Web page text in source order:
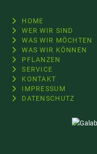
HOME
WER WIR SIND
WAS WIR MÖCHTEN
WAS WIR KÖNNEN
PFLANZEN
SERVICE
KONTAKT
IMPRESSUM
DATENSCHUTZ